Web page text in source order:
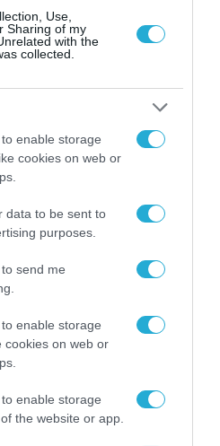
Use,
Sharing of my
with the
collected.
enable storage
cookies on web or
data to be sent to
purposes.
send me
enable storage
cookies on web or
enable storage
the website or app.
για
LNG